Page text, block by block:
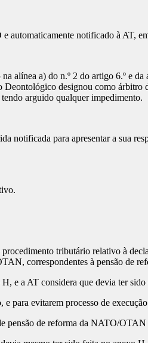
automaticamente notificado à AT,
alínea a) do n.º 2 do artigo 6.º e
designou como
arguido qualquer impedimento.
para apresentar a sua
tributário relativo à
correspondentes à pensão de
e a AT considera que devia ter sido
evitarem processo de
de reforma da NATO/